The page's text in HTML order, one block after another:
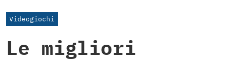
Videogiochi
Le migliori